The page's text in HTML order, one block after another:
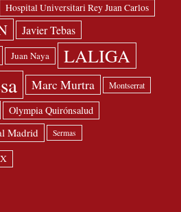
Hospital Universitari Rey Juan Carlos
Javier Tebas
Juan Naya LALIGA
Marc Murtra Montserrat
Olympia Quirónsalud
Madrid Sermas